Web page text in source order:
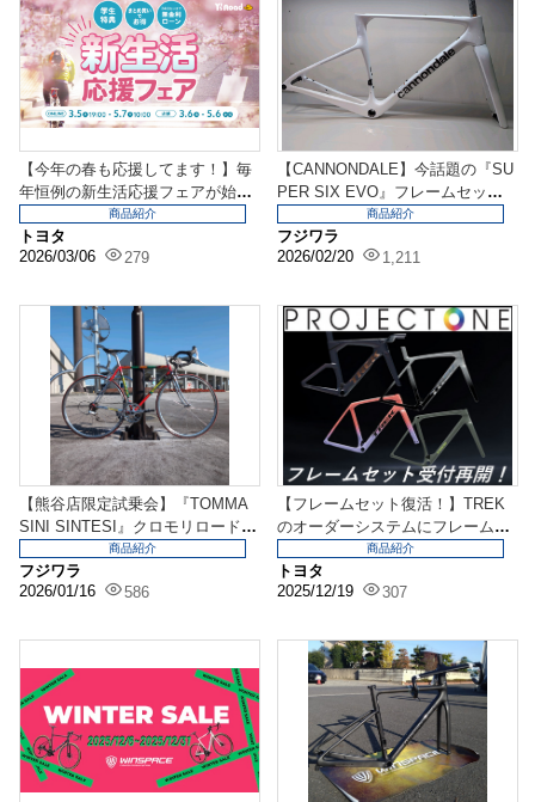
【今年の春も応援してます！】毎
年恒例の新生活応援フェアが始ま
ります！『3/6(金...
トヨタ
2026/03/06
279
商品紹介
【CANNONDALE】今話題の『SU
PER SIX EVO』フレームセット
フジワラ
2026/02/20
1,211
商品紹介
【熊谷店限定試乗会】『TOMMA
SINI SINTESI』クロモリロード乗
フジワラ
2026/01/16
586
商品紹介
【フレームセット復活！】TREK
のオーダーシステムにフレームセ
ットが久々に復活し...
トヨタ
2025/12/19
307
商品紹介